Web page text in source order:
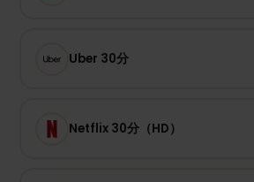
Uber 30分
Netflix 30分（HD）